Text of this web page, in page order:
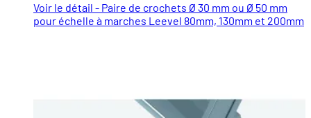
Voir le détail - Paire de crochets Ø 30 mm ou Ø 50 mm
pour échelle à marches Leevel 80mm, 130mm et 200mm